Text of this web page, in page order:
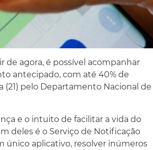
de agora, é possível acompanhar
antecipado, com até 40% de
pelo Departamento Nacional de
e o intuito de facilitar a vida do
deles é o Serviço de Notificação
único aplicativo, resolver inúmeros